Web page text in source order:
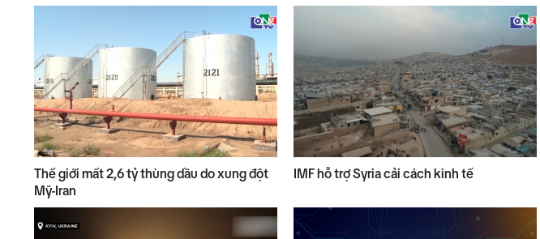
Thế giới mất 2,6 tỷ thùng dầu do xung đột
Mỹ-Iran
IMF hỗ trợ Syria cải cách kinh tế